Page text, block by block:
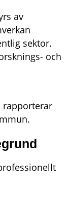
av
sektor.
och
rapporterar